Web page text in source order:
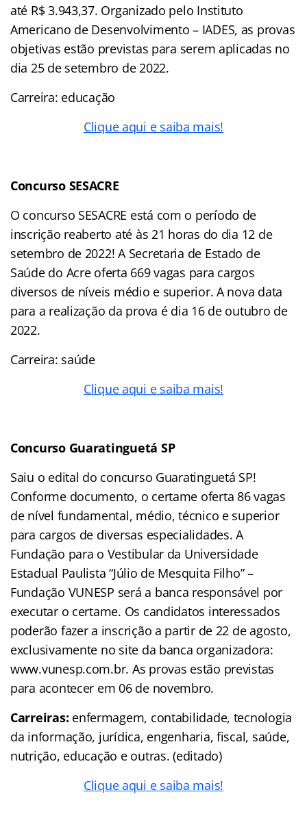
até R$ 3.943,37. Organizado pelo Instituto
Americano de Desenvolvimento – IADES, as provas
objetivas estão previstas para serem aplicadas no
dia 25 de setembro de 2022.
Carreira: educação
Clique aqui e saiba mais!
Concurso SESACRE
O concurso SESACRE está com o período de
inscrição reaberto até às 21 horas do dia 12 de
setembro de 2022! A Secretaria de Estado de
Saúde do Acre oferta 669 vagas para cargos
diversos de níveis médio e superior. A nova data
para a realização da prova é dia 16 de outubro de
2022.
Carreira: saúde
Clique aqui e saiba mais!
Concurso Guaratinguetá SP
Saiu o edital do concurso Guaratinguetá SP!
Conforme documento, o certame oferta 86 vagas
de nível fundamental, médio, técnico e superior
para cargos de diversas especialidades. A
Fundação para o Vestibular da Universidade
Estadual Paulista “Júlio de Mesquita Filho” –
Fundação VUNESP será a banca responsável por
executar o certame. Os candidatos interessados
poderão fazer a inscrição a partir de 22 de agosto,
exclusivamente no site da banca organizadora:
www.vunesp.com.br. As provas estão previstas
para acontecer em 06 de novembro.
Carreiras: enfermagem, contabilidade, tecnologia
da informação, jurídica, engenharia, fiscal, saúde,
nutrição, educação e outras. (editado)
Clique aqui e saiba mais!